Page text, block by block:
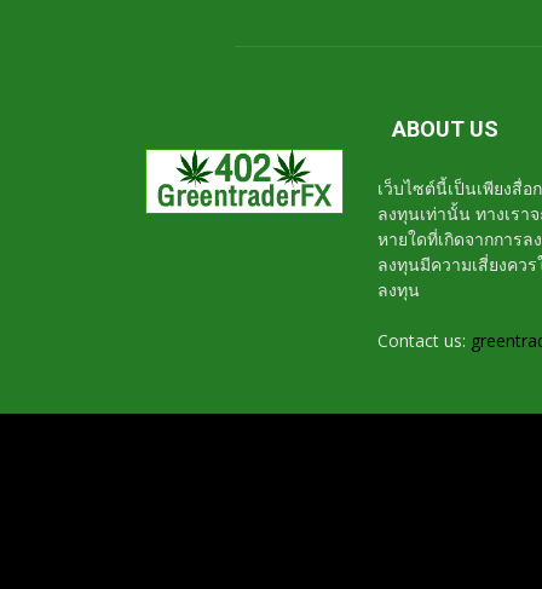
ABOUT US
เว็บไซต์นี้เป็นเพียงสื่
ลงทุนเท่านั้น ทางเรา
หายใดที่เกิดจากการ
ลงทุนมีความเสี่ยงค
ลงทุน
Contact us: